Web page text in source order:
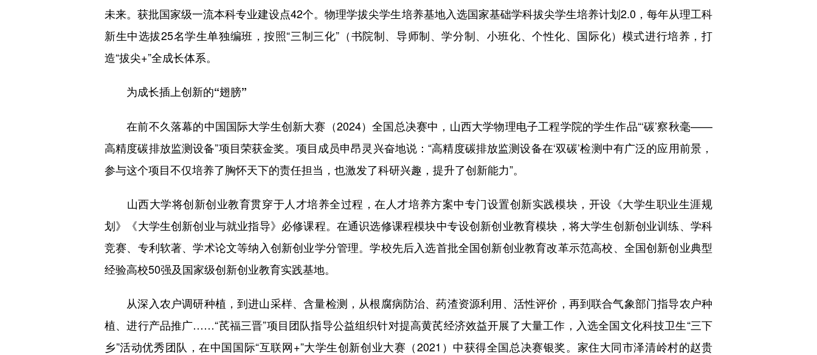
未来。获批国家级一流本科专业建设点42个。物理学拔尖学生培养基地入选国家基础学科拔尖学生培养计划2.0，每年从理工科
新生中选拔25名学生单独编班，按照“三制三化”（书院制、导师制、学分制、小班化、个性化、国际化）模式进行培养，打
造“拔尖+”全成长体系。
为成长插上创新的“翅膀”
在前不久落幕的中国国际大学生创新大赛（2024）全国总决赛中，山西大学物理电子工程学院的学生作品“‘碳’察秋毫——
高精度碳排放监测设备”项目荣获金奖。项目成员申昂灵兴奋地说：“高精度碳排放监测设备在‘双碳’检测中有广泛的应用前景，
参与这个项目不仅培养了胸怀天下的责任担当，也激发了科研兴趣，提升了创新能力”。
山西大学将创新创业教育贯穿于人才培养全过程，在人才培养方案中专门设置创新实践模块，开设《大学生职业生涯规
划》《大学生创新创业与就业指导》必修课程。在通识选修课程模块中专设创新创业教育模块，将大学生创新创业训练、学科
竞赛、专利软著、学术论文等纳入创新创业学分管理。学校先后入选首批全国创新创业教育改革示范高校、全国创新创业典型
经验高校50强及国家级创新创业教育实践基地。
从深入农户调研种植，到进山采样、含量检测，从根腐病防治、药渣资源利用、活性评价，再到联合气象部门指导农户种
植、进行产品推广……“芪福三晋”项目团队指导公益组织针对提高黄芪经济效益开展了大量工作，入选全国文化科技卫生“三下
乡”活动优秀团队，在中国国际“互联网+”大学生创新创业大赛（2021）中获得全国总决赛银奖。家住大同市泽清岭村的赵贵